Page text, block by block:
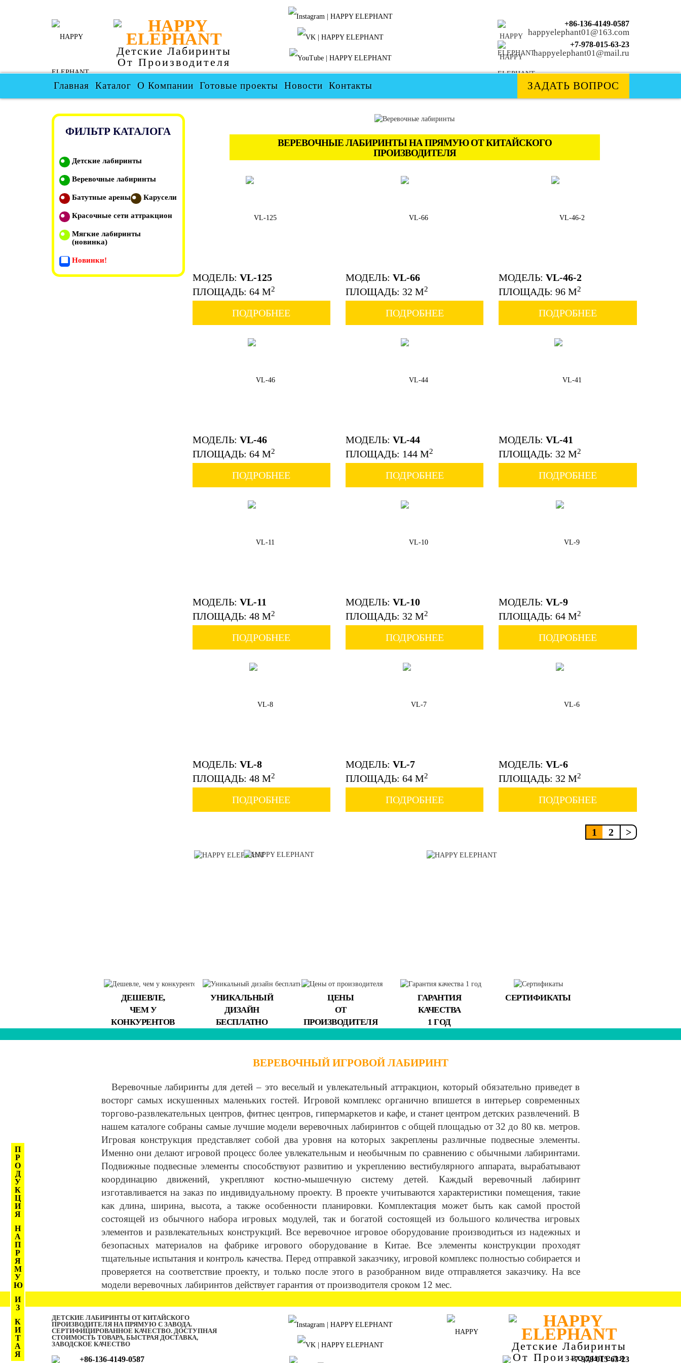
П
Р
О
Д
У
К
Ц
И
Я
Н
А
П
Р
Я
М
У
Ю
И
З
К
И
Т
А
Я
Детские Лабиринты
От Производителя
+86-136-4149-0587
happyelephant01@163.com
+7-978-015-63-23
happyelephant01@mail.ru
Главная Каталог О Компании Готовые проекты Новости Контакты ЗАДАТЬ ВОПРОС
ФИЛЬТР КАТАЛОГА
Детские лабиринты
Веревочные лабиринты
Батутные арены Карусели
Красочные сети аттракцион
Мягкие лабиринты
(новинка)
Новинки!
ВЕРЕВОЧНЫЕ ЛАБИРИНТЫ НА ПРЯМУЮ ОТ КИТАЙСКОГО
ПРОИЗВОДИТЕЛЯ
МОДЕЛЬ: VL-125
ПЛОЩАДЬ: 64 М2
ПОДРОБНЕЕ
МОДЕЛЬ: VL-66
ПЛОЩАДЬ: 32 М2
ПОДРОБНЕЕ
МОДЕЛЬ:VL-46-2
ПЛОЩАДЬ: 96 М2
ПОДРОБНЕЕ
МОДЕЛЬ: VL-46
ПЛОЩАДЬ: 64 М2
ПОДРОБНЕЕ
МОДЕЛЬ: VL-44
ПЛОЩАДЬ: 144 М2
ПОДРОБНЕЕ
МОДЕЛЬ:VL-41
ПЛОЩАДЬ: 32 М2
ПОДРОБНЕЕ
МОДЕЛЬ: VL-11
ПЛОЩАДЬ: 48 М2
ПОДРОБНЕЕ
МОДЕЛЬ: VL-10
ПЛОЩАДЬ: 32 М2
ПОДРОБНЕЕ
МОДЕЛЬ:VL-9
ПЛОЩАДЬ: 64 М2
ПОДРОБНЕЕ
МОДЕЛЬ: VL-8
ПЛОЩАДЬ: 48 М2
ПОДРОБНЕЕ
МОДЕЛЬ: VL-7
ПЛОЩАДЬ: 64 М2
ПОДРОБНЕЕ
МОДЕЛЬ:VL-6
ПЛОЩАДЬ: 32 М2
ПОДРОБНЕЕ
1 2 >
ДЕШЕВЛЕ,
ЧЕМ У
КОНКУРЕНТОВ
УНИКАЛЬНЫЙ
ДИЗАЙН
БЕСПЛАТНО
ЦЕНЫ
ОТ
ПРОИЗВОДИТЕЛЯ
ГАРАНТИЯ
КАЧЕСТВА
1 ГОД
СЕРТИФИКАТЫ
ВЕРЕВОЧНЫЙ ИГРОВОЙ ЛАБИРИНТ
Веревочные лабиринты для детей – это веселый и увлекательный аттракцион, который обязательно приведет в
восторг самых искушенных маленьких гостей. Игровой комплекс органично впишется в интерьер современных
торгово-развлекательных центров, фитнес центров, гипермаркетов и кафе, и станет центром детских развлечений. В
нашем каталоге собраны самые лучшие модели веревочных лабиринтов с общей площадью от 32 до 80 кв. метров.
Игровая конструкция представляет собой два уровня на которых закреплены различные подвесные элементы.
Именно они делают игровой процесс более увлекательным и необычным по сравнению с обычными лабиринтами.
Подвижные подвесные элементы способствуют развитию и укреплению вестибулярного аппарата, вырабатывают
координацию движений, укрепляют костно-мышечную систему детей. Каждый веревочный лабиринт
изготавливается на заказ по индивидуальному проекту. В проекте учитываются характеристики помещения, такие
как длина, ширина, высота, а также особенности планировки. Комплектация может быть как самой простой
состоящей из обычного набора игровых модулей, так и богатой состоящей из большого количества игровых
элементов и развлекательных конструкций. Все веревочное игровое оборудование производиться из надежных и
безопасных материалов на фабрике игрового оборудование в Китае. Все элементы конструкции проходят
тщательные испытания и контроль качества. Перед отправкой заказчику, игровой комплекс полностью собирается и
проверяется на соответствие проекту, и только после этого в разобранном виде отправляется заказчику. На все
модели веревочных лабиринтов действует гарантия от производителя сроком 12 мес.
ДЕТСКИЕ ЛАБИРИНТЫ ОТ КИТАЙСКОГО
ПРОИЗВОДИТЕЛЯ НА ПРЯМУЮ С ЗАВОДА.
СЕРТИФИЦИРОВАННОЕ КАЧЕСТВО. ДОСТУПНАЯ
СТОИМОСТЬ ТОВАРА, БЫСТРАЯ ДОСТАВКА,
ЗАВОДСКОЕ КАЧЕСТВО
Детские Лабиринты
От Производителя
+86-136-4149-0587 +7-978-015-63-23